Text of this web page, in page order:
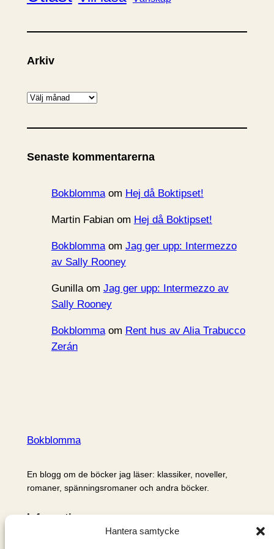
Hantera samtycke
Arkiv
A
k
v
Senaste kommentarerna
Bokblommaom Hej då Boktipset!
Martin Fabianom Hej då Boktipset!
Bokblommaom Jag ger upp: Intermezzo
av Sally Rooney
Gunillaom Jag ger upp: Intermezzo av
Sally Rooney
Bokblommaom Rent hus av Alia Trabucco
Zerán
Bokblomma
En blogg om de böcker jag läser: klassiker, noveller,
romaner, spänningsromaner och andra böcker.
Information